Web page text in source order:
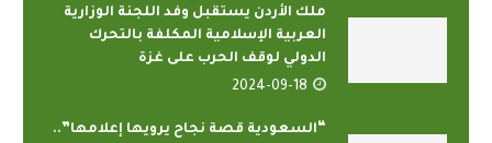
ملك الأردن يستقبل وفد اللجنة الوزارية
العربية الإسلامية المكلفة بالتحرك
الدولي لوقف الحرب على غزة
2024-09-18
“السعودية قصة نجاح يرويها إعلامها”..